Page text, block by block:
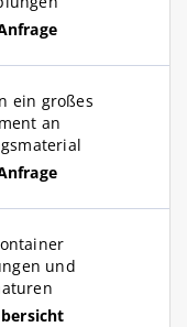
ein großes
an
und